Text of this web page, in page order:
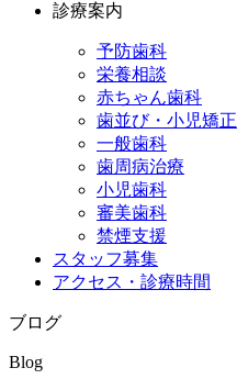
診療案内
予防歯科
栄養相談
赤ちゃん歯科
歯並び・小児矯正
一般歯科
歯周病治療
小児歯科
審美歯科
禁煙支援
スタッフ募集
アクセス・診療時間
ブログ
Blog